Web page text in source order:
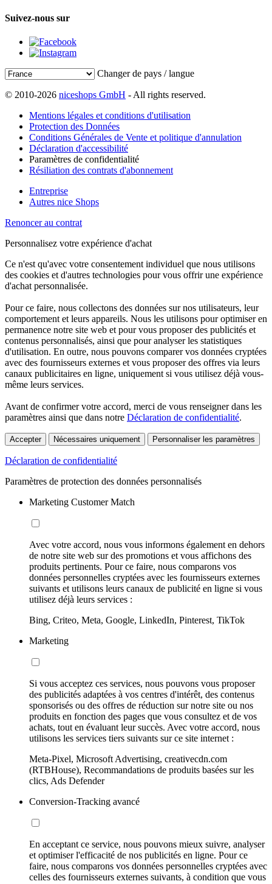
Suivez-nous sur
Changer de pays / langue
© 2010-2026 niceshops GmbH - All rights reserved.
Mentions légales et conditions d'utilisation
Protection des Données
Conditions Générales de Vente et politique d'annulation
Déclaration d'accessibilité
Paramètres de confidentialité
Résiliation des contrats d'abonnement
Entreprise
Autres nice Shops
Renoncer au contrat
Personnalisez votre expérience d'achat
Ce n'est qu'avec votre consentement individuel que nous utilisons
des cookies et d'autres technologies pour vous offrir une expérience
d'achat personnalisée.
Pour ce faire, nous collectons des données sur nos utilisateurs, leur
comportement et leurs appareils. Nous les utilisons pour optimiser en
permanence notre site web et pour vous proposer des publicités et
contenus personnalisés, ainsi que pour analyser les statistiques
d'utilisation. En outre, nous pouvons comparer vos données cryptées
avec des fournisseurs externes et vous proposer des offres via leurs
canaux publicitaires en ligne, uniquement si vous utilisez déjà vous-
même leurs services.
Avant de confirmer votre accord, merci de vous renseigner dans les
paramètres ainsi que dans notre Déclaration de confidentialité.
Accepter Nécessaires uniquement Personnaliser les paramètres
Déclaration de confidentialité
Paramètres de protection des données personnalisés
Marketing Customer Match
Avec votre accord, nous vous informons également en dehors
de notre site web sur des promotions et vous affichons des
produits pertinents. Pour ce faire, nous comparons vos
données personnelles cryptées avec les fournisseurs externes
suivants et utilisons leurs canaux de publicité en ligne si vous
utilisez déjà leurs services :
Bing, Criteo, Meta, Google, LinkedIn, Pinterest, TikTok
Marketing
Si vous acceptez ces services, nous pouvons vous proposer
des publicités adaptées à vos centres d'intérêt, des contenus
sponsorisés ou des offres de réduction sur notre site ou nos
produits en fonction des pages que vous consultez et de vos
achats, tout en évaluant leur succès. Avec votre accord, nous
utilisons les services tiers suivants sur ce site internet :
Meta-Pixel, Microsoft Advertising, creativecdn.com
(RTBHouse), Recommandations de produits basées sur les
clics, Ads Defender
Conversion-Tracking avancé
En acceptant ce service, nous pouvons mieux suivre, analyser
et optimiser l'efficacité de nos publicités en ligne. Pour ce
faire, nous comparons vos données personnelles cryptées avec
celles des fournisseurs externes suivants, à condition que vous